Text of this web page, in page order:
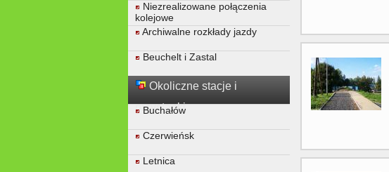
Niezrealizowane połączenia
kolejowe
Archiwalne rozkłady jazdy
Beuchelt i Zastal
Okoliczne stacje i
przystanki
Buchałów
Czerwieńsk
Letnica